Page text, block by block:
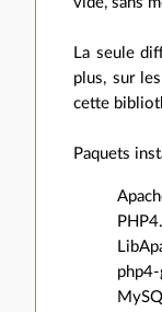
La seule
plus, sur
cette
Paquets